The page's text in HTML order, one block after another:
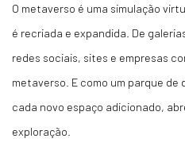
O metaverso é uma simulação
é recriada e expandida. De
redes sociais, sites e empresas
metaverso. E como um parque de
cada novo espaço adicionado,
exploração.